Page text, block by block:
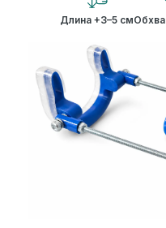
Длина +3–5 см